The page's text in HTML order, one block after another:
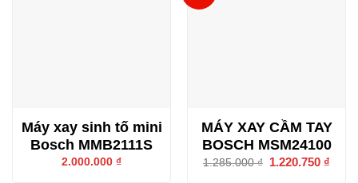
Máy xay sinh tố mini
Bosch MMB2111S
2.000.000 ₫
MÁY XAY CẦM TAY
BOSCH MSM24100
1.285.000₫
Giá
1.220.750 ₫